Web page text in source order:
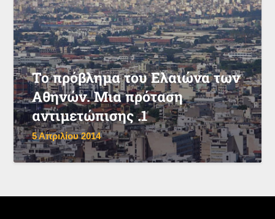
Το πρόβλημα του Ελαιώνα των
Αθηνών. Μια πρόταση
αντιμετώπισης .1
5 Απριλίου 2014